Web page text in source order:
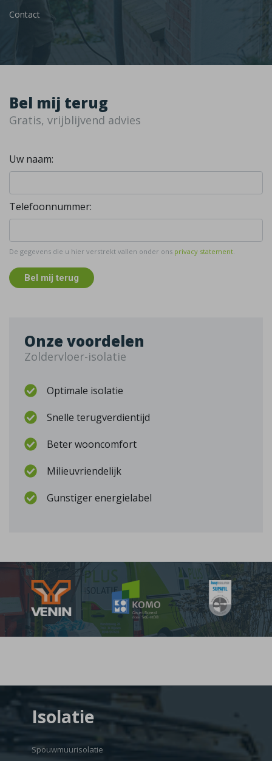
Contact
Bel mij terug
Gratis, vrijblijvend advies
Uw naam:
Telefoonnummer:
De gegevens die u hier verstrekt vallen onder ons privacy statement.
Bel mij terug
Onze voordelen
Zoldervloer-isolatie
Optimale isolatie
Snelle terugverdientijd
Beter wooncomfort
Milieuvriendelijk
Gunstiger energielabel
Isolatie
Spouwmuurisolatie